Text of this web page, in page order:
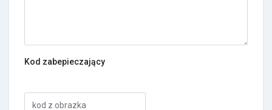
Kod zabepieczający